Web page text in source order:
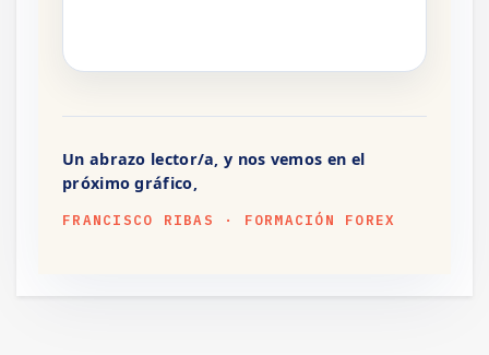
Un abrazo lector/a, y nos vemos en el
próximo gráfico,
FRANCISCO RIBAS · FORMACIÓN FOREX